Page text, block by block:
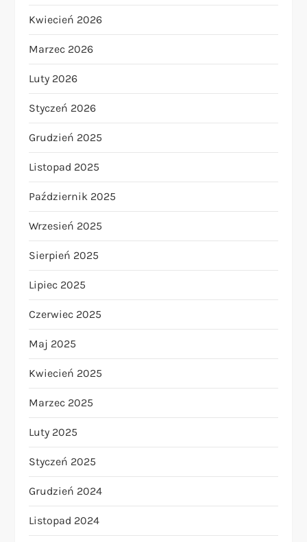
Kwiecień 2026
Marzec 2026
Luty 2026
Styczeń 2026
Grudzień 2025
Listopad 2025
Październik 2025
Wrzesień 2025
Sierpień 2025
Lipiec 2025
Czerwiec 2025
Maj 2025
Kwiecień 2025
Marzec 2025
Luty 2025
Styczeń 2025
Grudzień 2024
Listopad 2024